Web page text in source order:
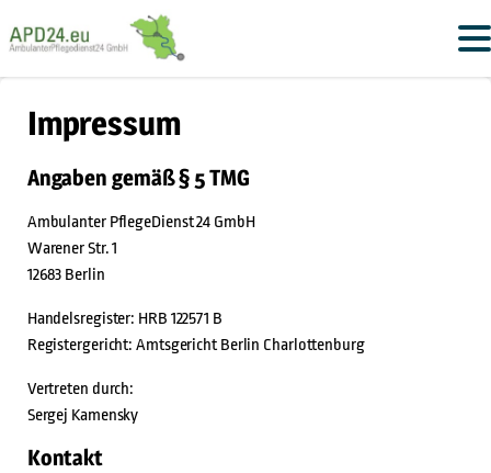
Impressum
Angaben gemäß § 5 TMG
Ambulanter PflegeDienst 24 GmbH
Warener Str. 1
12683 Berlin
Handelsregister: HRB 122571 B
Registergericht: Amtsgericht Berlin Charlottenburg
Vertreten durch:
Sergej Kamensky
Kontakt